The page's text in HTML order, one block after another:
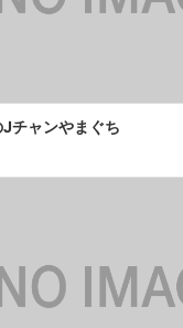
チャンやまぐち